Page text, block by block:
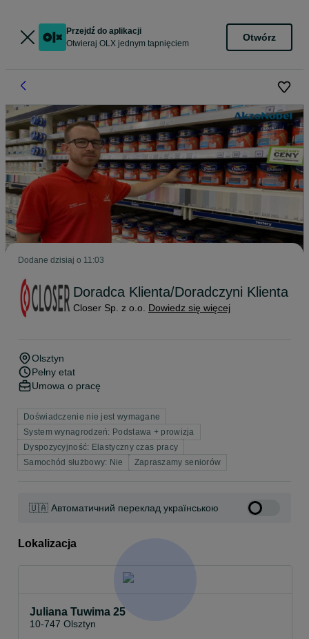
Przejdź do aplikacji
Otwieraj OLX jednym tapnięciem
Otwórz
Dodane dzisiaj o 11:03
Doradca Klienta/Doradczyni Klienta
Closer Sp. z o.o. Dowiedz się więcej
Olsztyn
Pełny etat
Umowa o pracę
Doświadczenie nie jest wymagane
System wynagrodzeń: Podstawa + prowizja
Dyspozycyjność: Elastyczny czas pracy
Samochód służbowy: Nie
Zapraszamy seniorów
🇺🇦 Автоматичний переклад українською
Lokalizacja
Juliana Tuwima 25
10-747 Olsztyn